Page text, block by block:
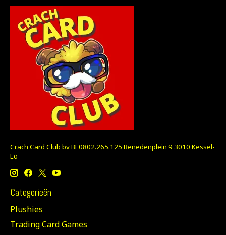
Crach Card Club bv BE0802.265.125 Benedenplein 9 3010 Kessel-
Lo
Categorieën
Plushies
Trading Card Games